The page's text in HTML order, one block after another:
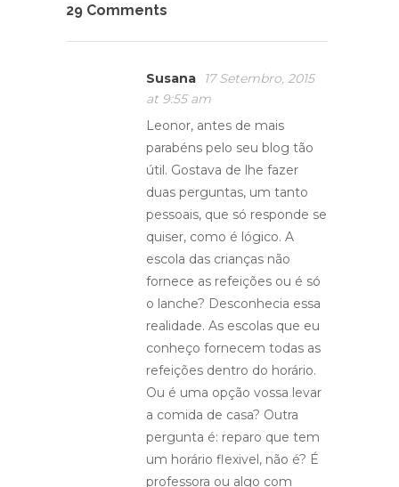
29 Comments
Susana
17 Setembro, 2015
at 9:55 am
Leonor, antes de mais
parabéns pelo seu blog tão
útil. Gostava de lhe fazer
duas perguntas, um tanto
pessoais, que só responde se
quiser, como é lógico. A
escola das crianças não
fornece as refeições ou é só
o lanche? Desconhecia essa
realidade. As escolas que eu
conheço fornecem todas as
refeições dentro do horário.
Ou é uma opção vossa levar
a comida de casa? Outra
pergunta é: reparo que tem
um horário flexivel, não é? É
professora ou algo com